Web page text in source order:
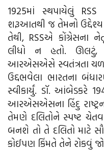
1925માં સ્થપાયેલું
શરૂઆતથી જ તેમનો ઉદ્દેશ્ય
તેથી, RSSએ કોંગ્રેસના
લીધો ન હતો. ઊલટું,
આરએસએસે સ્વતંત્રતા
ઉદ્દભવેલા ભારતના
સ્વીકાર્યું. ડૉ. આંબેડકરે
આરએસએસના હિંદુ
તેમણે દલિતોને સ્પષ્ટ
બનશે તો તે દલિતો માટે
કોઈપણ કિંમતે તેને રોકવું